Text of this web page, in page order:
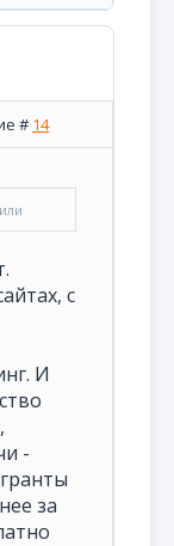
# 14
с
И
-
за